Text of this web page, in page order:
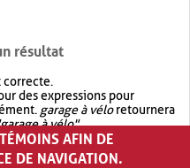
résultat
correcte.
des expressions pour
garage à véloretournera
à vélo".
avec OR.garage OR vélo
quegarage à vélo
AFIN DE
DE NAVIGATION.